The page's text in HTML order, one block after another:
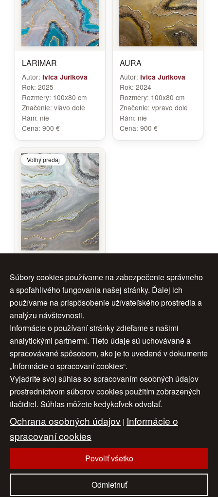
LARIMAR
Autor: Ivica Jurikova
Rok: 2025
Rozmery: 100x80 cm
Značenie: vľavo dole
Rám: nie
Cena: 900 €
AURA
Autor: Ivica Jurikova
Rok: 2024
Rozmery: 100x80 cm
Značenie: vpravo dole
Rám: nie
Cena: 900 €
Voľný predaj
GLOW
Autor: Ivica Jurikova
Rok:2025
Rozmery:100x80 cm
Značenie:vpravo dole
Rám:nie
Cena:900 €
Úvod | O nás | Obchodné podmienky |
Ochrana osobných údajov | Cookies
Nastavenia cookies | Cenník | Aktuality | Kontakt
|
© 2006-2026 ART CONSULTING, Všetky práva vyhradené
Súbory cookies používame na zabezpečenie správneho
a spoľahlivého fungovania našej stránky. Ďalej ich
používame na prispôsobenie užívateľského prostredia a
analýzu návštevnosti.
Informácie o používaní stránky zdieľame s našimi
analytickými partnermi. Tieto údaje sú uchovávané a
spracovávané spôsobom, ako je to uvedené v dokumente
„Informácie o spracovaní cookies“.
Vyjadrite svoj súhlas so spracovaním osobných údajov
prostredníctvom súborov cookies použitím zobrazených
tlačidiel. Súhlas môžete kedykoľvek odvolať.
Ochrana osobných údajov | Informácie o
spracovaní cookies
Povoliť všetko
Odmietnuť